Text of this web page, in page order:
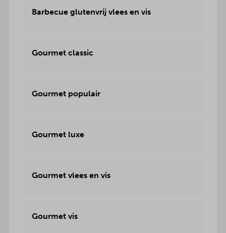
Barbecue glutenvrij vlees en vis
Gourmet classic
Gourmet populair
Gourmet luxe
Gourmet vlees en vis
Gourmet vis